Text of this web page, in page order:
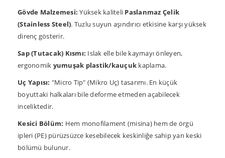
Gövde Malzemesi: Yüksek kaliteli Paslanmaz Çelik
(Stainless Steel). Tuzlu suyun aşındırıcı etkisine karşı yüksek
direnç gösterir.
Sap (Tutacak) Kısmı: Islak elle bile kaymayı önleyen,
ergonomik yumuşak plastik/kauçuk kaplama.
Uç Yapısı: "Micro Tip" (Mikro Uç) tasarımı. En küçük
boyuttaki halkaları bile deforme etmeden açabilecek
inceliktedir.
Kesici Bölüm: Hem monofilament (misina) hem de örgü
ipleri (PE) pürüzsüzce kesebilecek keskinliğe sahip yan keski
bölümü bulunur.